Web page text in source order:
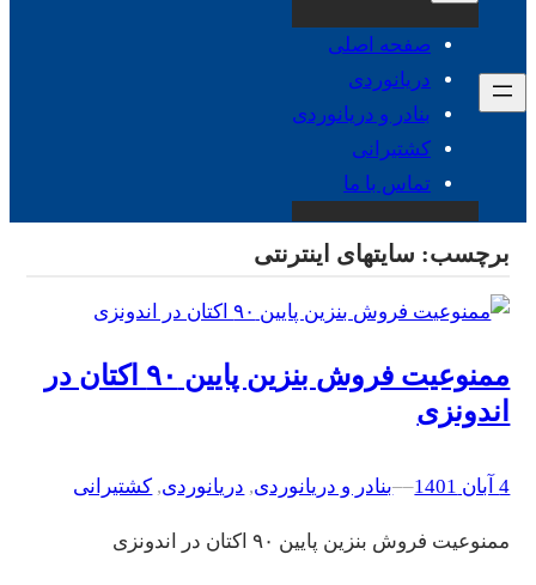
صفحه اصلی
دریانوردی
بنادر و دریانوردی
کشتیرانی
تماس با ما
برچسب: سایتهای اینترنتی
ممنوعیت فروش بنزین پایین ۹۰ اکتان در
اندونزی
4 آبان 1401 –
–بنادر و دریانوردی, دریانوردی, کشتیرانی
ممنوعیت فروش بنزین پایین ۹۰ اکتان در اندونزی